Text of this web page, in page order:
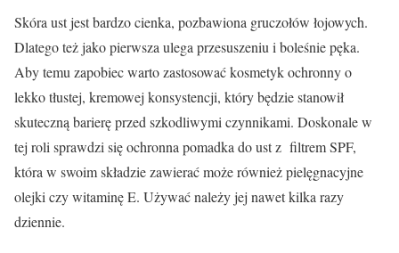
Skóra ust jest bardzo cienka, pozbawiona gruczołów łojowych.
Dlatego też jako pierwsza ulega przesuszeniu i boleśnie pęka.
Aby temu zapobiec warto zastosować kosmetyk ochronny o
lekko tłustej, kremowej konsystencji, który będzie stanowił
skuteczną barierę przed szkodliwymi czynnikami. Doskonale w
tej roli sprawdzi się ochronna pomadka do ust z filtrem SPF,
która w swoim składzie zawierać może również pielęgnacyjne
olejki czy witaminę E. Używać należy jej nawet kilka razy
dziennie.